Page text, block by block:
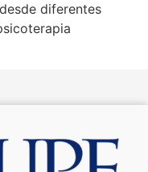
diferentes